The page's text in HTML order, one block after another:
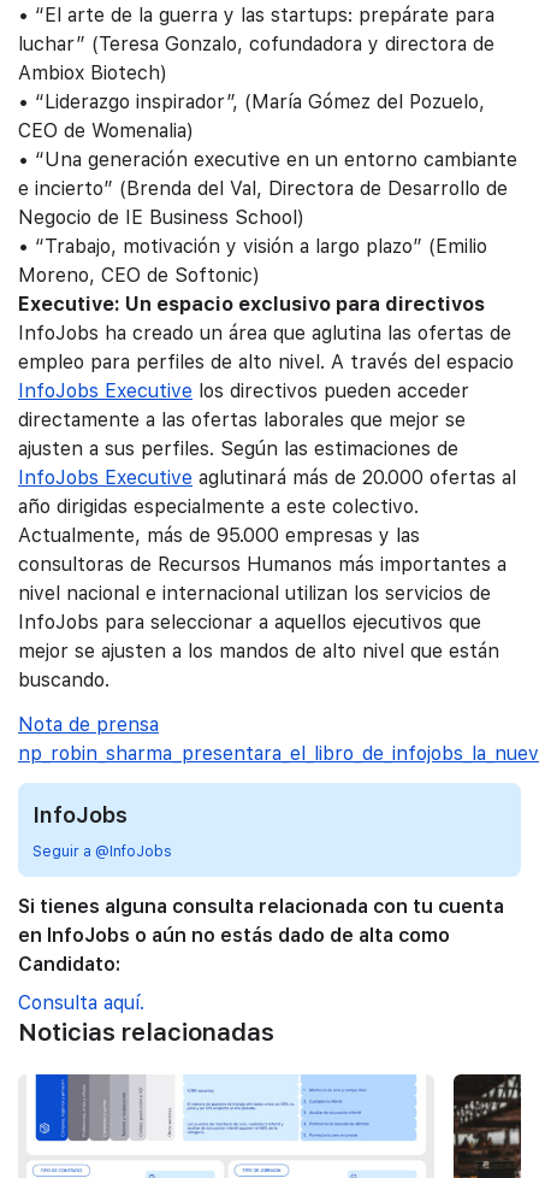
• “El arte de la guerra y las startups: prepárate para
luchar” (Teresa Gonzalo, cofundadora y directora de
Ambiox Biotech)
• “Liderazgo inspirador”, (María Gómez del Pozuelo,
CEO de Womenalia)
• “Una generación executive en un entorno cambiante
e incierto” (Brenda del Val, Directora de Desarrollo de
Negocio de IE Business School)
• “Trabajo, motivación y visión a largo plazo” (Emilio
Moreno, CEO de Softonic)
Executive: Un espacio exclusivo para directivos
InfoJobs ha creado un área que aglutina las ofertas de
empleo para perfiles de alto nivel. A través del espacio
InfoJobs Executive los directivos pueden acceder
directamente a las ofertas laborales que mejor se
ajusten a sus perfiles. Según las estimaciones de
InfoJobs Executive aglutinará más de 20.000 ofertas al
año dirigidas especialmente a este colectivo.
Actualmente, más de 95.000 empresas y las
consultoras de Recursos Humanos más importantes a
nivel nacional e internacional utilizan los servicios de
InfoJobs para seleccionar a aquellos ejecutivos que
mejor se ajusten a los mandos de alto nivel que están
buscando.
Nota de prensa
InfoJobs
Seguir a @InfoJobs
Si tienes alguna consulta relacionada con tu cuenta
en InfoJobs o aún no estás dado de alta como
Candidato:
Consulta aquí.
Noticias relacionadas